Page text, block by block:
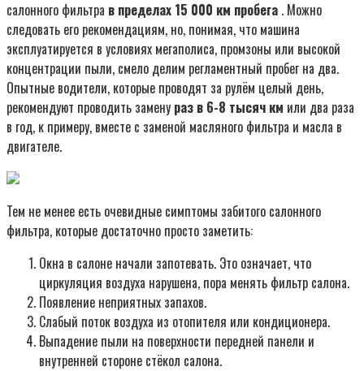
салонного фильтра в пределах 15 000 км пробега . Можно
следовать его рекомендациям, но, понимая, что машина
эксплуатируется в условиях мегаполиса, промзоны или высокой
концентрации пыли, смело делим регламентный пробег на два.
Опытные водители, которые проводят за рулём целый день,
рекомендуют проводить замену раз в 6-8 тысяч км или два раза
в год, к примеру, вместе с заменой масляного фильтра и масла в
двигателе.
Тем не менее есть очевидные симптомы забитого салонного
фильтра, которые достаточно просто заметить:
Окна в салоне начали запотевать. Это означает, что
циркуляция воздуха нарушена, пора менять фильтр салона.
Появление неприятных запахов.
Слабый поток воздуха из отопителя или кондиционера.
Выпадение пыли на поверхности передней панели и
внутренней стороне стёкол салона.